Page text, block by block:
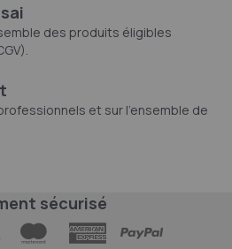
des produits éligibles
et sur l'ensemble de
sécurisé